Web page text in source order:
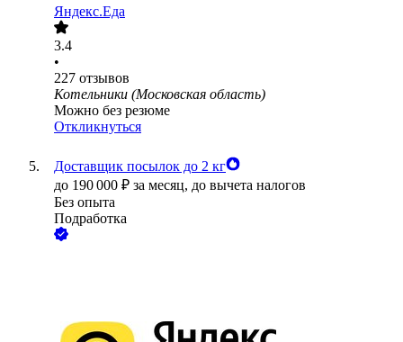
Яндекс.Еда
3.4
•
227 отзывов
Котельники (Московская область)
Можно без резюме
Откликнуться
Доставщик посылок до 2 кг
до 190 000 ₽ за месяц, до вычета налогов
Без опыта
Подработка